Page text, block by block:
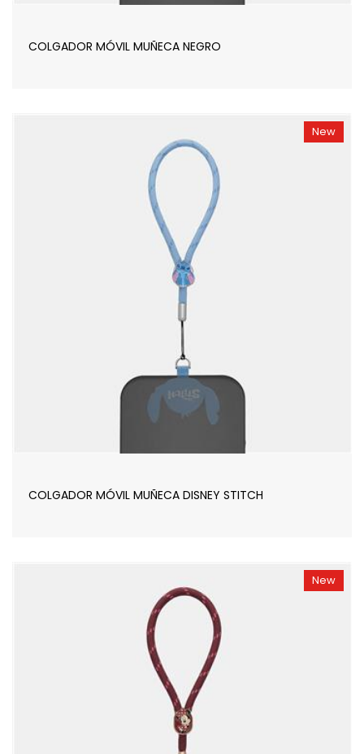
COLGADOR MÓVIL MUÑECA NEGRO
New
COLGADOR MÓVIL MUÑECA DISNEY STITCH
New